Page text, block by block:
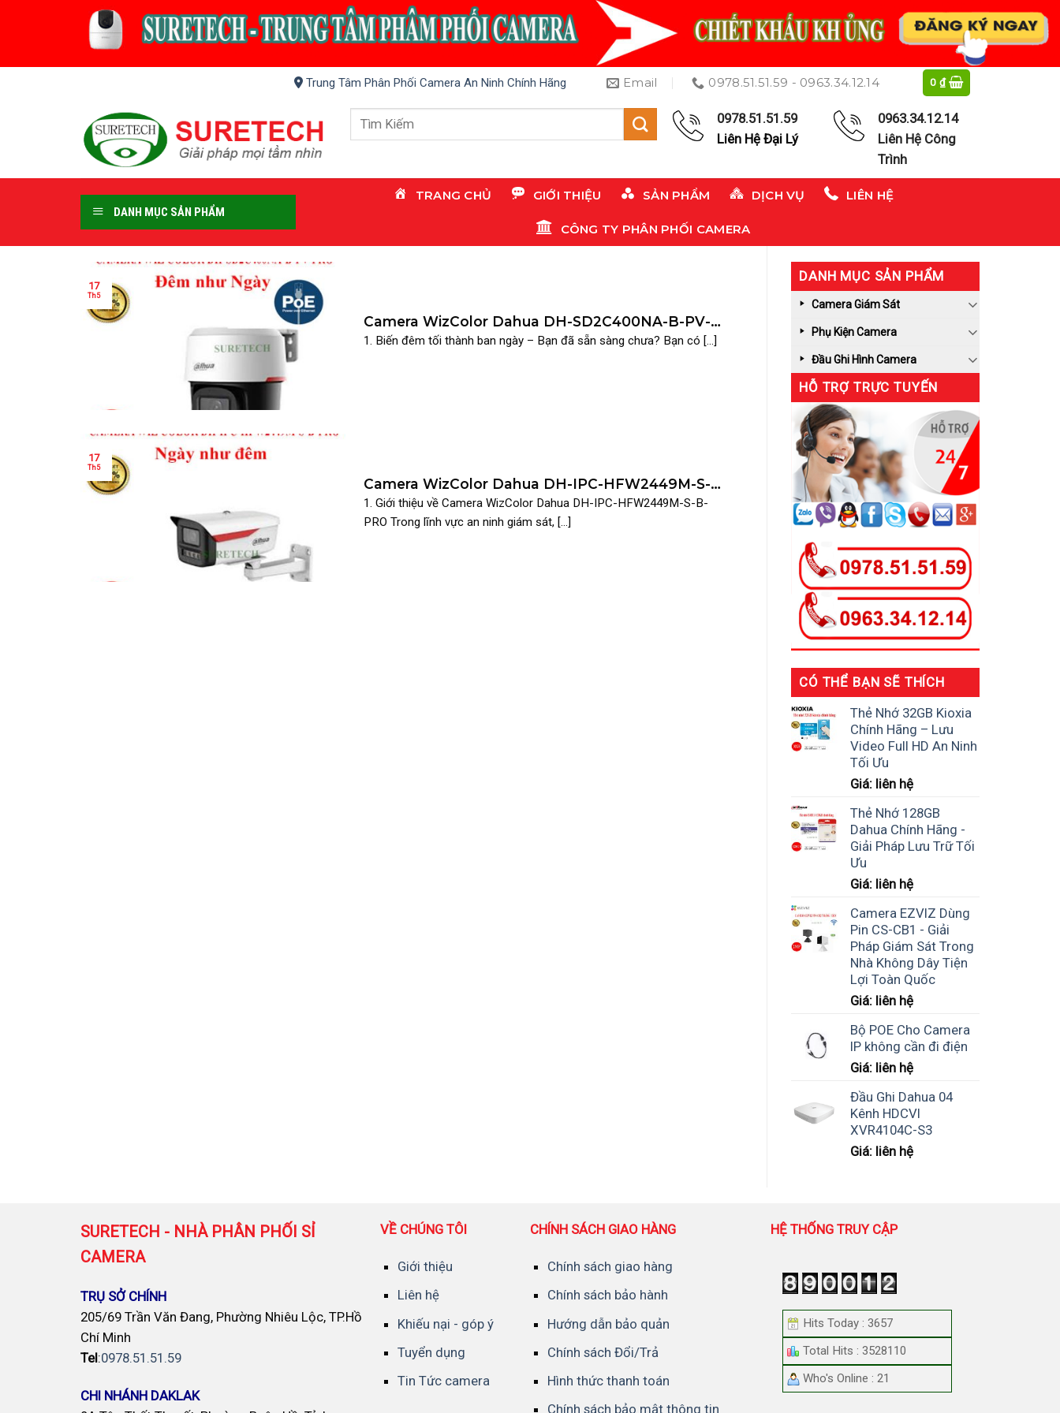
Trung Tâm Phân Phối Camera An Ninh Chính Hãng Email 0978.51.51.59 - 0963.34.12.14 0₫
Tìm
0978.51.51.59
Liên Hệ Đại Lý
0963.34.12.14
Liên Hệ Công
Trình
DANH MỤC SẢN PHẨM
TRANG CHỦ GIỚI THIỆU SẢN PHẨM DỊCH VỤ LIÊN HỆ
CÔNG TY PHÂN PHỐI CAMERA
Camera WizColor Dahua DH-SD2C400NA-B-PV-
PRO – Biến Đêm Thành Ngày Với Hình Ảnh Màu
1. Biến đêm tối thành ban ngày – Bạn đã sẵn sàng chưa? Bạn có [...]
17
Th5
Camera WizColor Dahua DH-IPC-HFW2449M-S-
B-PRO – Giám Sát Màu Sắc Rực Rỡ Đêm Như Ngày
| SURETECH
1. Giới thiệu về Camera WizColor Dahua DH-IPC-HFW2449M-S-B-
PRO Trong lĩnh vực an ninh giám sát, [...]
17
Th5
DANH MỤC SẢN PHẨM
Camera Giám Sát
Phụ Kiện Camera
Đầu Ghi Hình Camera
HỖ TRỢ TRỰC TUYẾN
CÓ THỂ BẠN SẼ THÍCH
Thẻ Nhớ 32GB Kioxia
Chính Hãng – Lưu
Video Full HD An Ninh
Tối Ưu
Giá: liên hệ
Thẻ Nhớ 128GB
Dahua Chính Hãng -
Giải Pháp Lưu Trữ Tối
Ưu
Giá: liên hệ
Camera EZVIZ Dùng
Pin CS-CB1 - Giải
Pháp Giám Sát Trong
Nhà Không Dây Tiện
Lợi Toàn Quốc
Giá: liên hệ
Bộ POE Cho Camera
IP không cần đi điện
Giá: liên hệ
Đầu Ghi Dahua 04
Kênh HDCVI
XVR4104C-S3
Giá: liên hệ
SURETECH - NHÀ PHÂN PHỐI SỈ
CAMERA
TRỤ SỞ CHÍNH
205/69 Trần Văn Đang, Phường Nhiêu Lộc, TP.Hồ
Chí Minh
Tel:0978.51.51.59
CHI NHÁNH DAKLAK
VỀ CHÚNG TÔI
Giới thiệu
Liên hệ
Khiếu nại - góp ý
Tuyển dụng
Tin Tức camera
CHÍNH SÁCH GIAO HÀNG
Chính sách giao hàng
Chính sách bảo hành
Hướng dẫn bảo quản
Chính sách Đổi/Trả
Hình thức thanh toán
Chính sách bảo mật thông tin
HỆ THỐNG TRUY CẬP
Hits Today : 3657
Total Hits : 3528110
Who's Online : 21